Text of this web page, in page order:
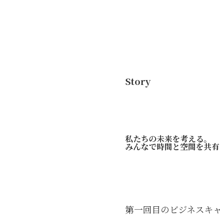
Story
私たちの未来を考える。
みんなで時間と空間を共
第一回目のビジネスキ